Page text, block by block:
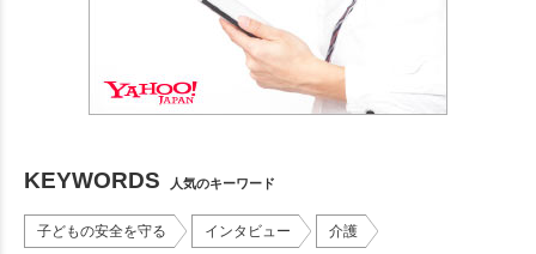
KEYWORDS 人気のキーワード
子どもの安全を守る インタビュー 介護